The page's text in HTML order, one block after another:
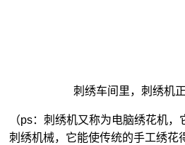
刺绣车间里，刺绣机
（ps：刺绣机又称为电脑绣花机
刺绣机械，它能使传统的手工绣花